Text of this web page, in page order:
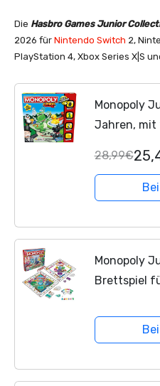
Die Hasbro Games Junior
2026 für Nintendo Switch 2,
PlayStation 4, Xbox Series X|S
Monopoly
Jahren, mit
spannend,
Erwachsene
28,99€
Monopoly
Brettspiel
für die